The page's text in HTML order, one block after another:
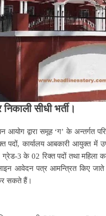
सीधी भर्ती।
आयोग द्वारा समूह ‘ग’ के अन्तर्गत
कार्यालय आबकारी आयुक्त में
3 के 02 रिक्त पदों तथा महिला
आवेदन पत्र आमन्त्रित किए
सकते हैं।